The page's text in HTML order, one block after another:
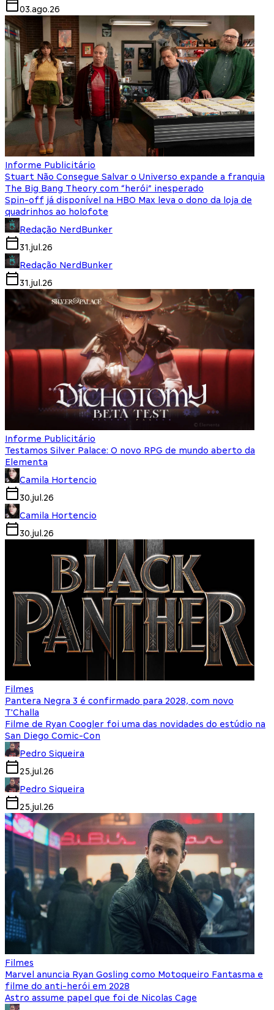
03.ago.26
Informe Publicitário
Stuart Não Consegue Salvar o Universo expande a franquia
The Big Bang Theory com “herói” inesperado
Spin-off já disponível na HBO Max leva o dono da loja de
quadrinhos ao holofote
Redação NerdBunker
31.jul.26
Redação NerdBunker
31.jul.26
Informe Publicitário
Testamos Silver Palace: O novo RPG de mundo aberto da
Elementa
Camila Hortencio
30.jul.26
Camila Hortencio
30.jul.26
Filmes
Pantera Negra 3 é confirmado para 2028, com novo
T'Challa
Filme de Ryan Coogler foi uma das novidades do estúdio na
San Diego Comic-Con
Pedro Siqueira
25.jul.26
Pedro Siqueira
25.jul.26
Filmes
Marvel anuncia Ryan Gosling como Motoqueiro Fantasma e
filme do anti-herói em 2028
Astro assume papel que foi de Nicolas Cage